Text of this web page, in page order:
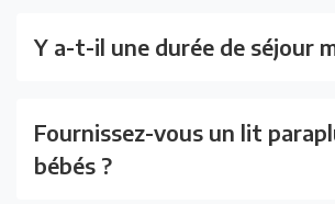
Y a-t-il une durée de séjour
Fournissez-vous un lit
bébés ?